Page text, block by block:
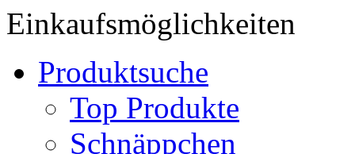
Einkaufsmöglichkeiten
Produktsuche
Top Produkte
Schnäppchen